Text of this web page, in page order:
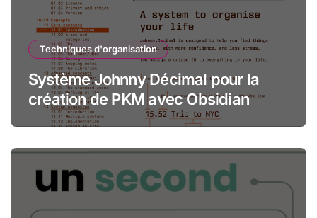
Techniques d'organisation
Système Johnny Décimal pour la
création de PKM avec Obsidian